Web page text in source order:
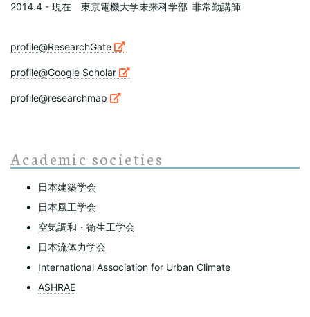
2014.4 - 現在 東京電機大学未来科学部 非常勤講師
profile@ResearchGate
profile@Google Scholar
profile@researchmap
Academic societies
日本建築学会
日本風工学会
空気調和・衛生工学会
日本流体力学会
International Association for Urban Climate
ASHRAE